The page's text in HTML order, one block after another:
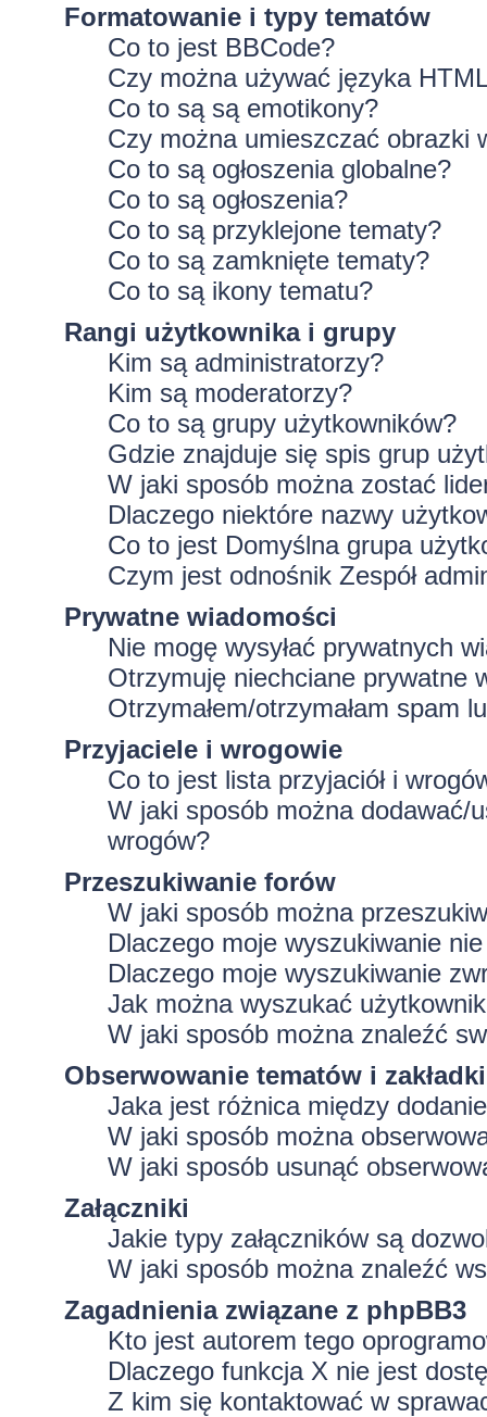
Formatowanie i typy tematów
Co to jest BBCode?
Czy można używać języka
Co to są są emotikony?
Czy można umieszczać obrazki
Co to są ogłoszenia globalne?
Co to są ogłoszenia?
Co to są przyklejone tematy?
Co to są zamknięte tematy?
Co to są ikony tematu?
Rangi użytkownika i grupy
Kim są administratorzy?
Kim są moderatorzy?
Co to są grupy użytkowników?
Gdzie znajduje się spis grup
W jaki sposób można zostać
Dlaczego niektóre nazwy
Co to jest Domyślna grupa
Czym jest odnośnik Zespół
Prywatne wiadomości
Nie mogę wysyłać prywatnych
Otrzymuję niechciane prywatne
Otrzymałem/otrzymałam spam
Przyjaciele i wrogowie
Co to jest lista przyjaciół i
W jaki sposób można dodawać/
wrogów?
Przeszukiwanie forów
W jaki sposób można
Dlaczego moje wyszukiwanie
Dlaczego moje wyszukiwanie
Jak można wyszukać
W jaki sposób można znaleźć
Obserwowanie tematów i zakładki
Jaka jest różnica między
W jaki sposób można
W jaki sposób usunąć
Załączniki
Jakie typy załączników są
W jaki sposób można znaleźć
Zagadnienia związane z phpBB3
Kto jest autorem tego
Dlaczego funkcja X nie jest
Z kim się kontaktować w